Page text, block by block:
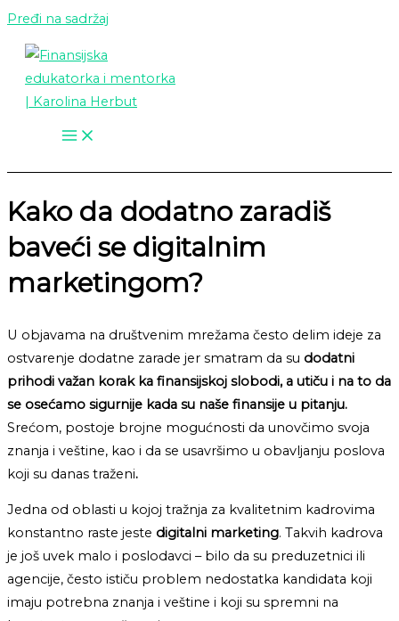
Pređi na sadržaj
Kako da dodatno zaradiš
baveći se digitalnim
marketingom?
U objavama na društvenim mrežama često delim ideje za
ostvarenje dodatne zarade jer smatram da su dodatni
prihodi važan korak ka finansijskoj slobodi, a utiču i na to da
se osećamo sigurnije kada su naše finansije u pitanju.
Srećom, postoje brojne mogućnosti da unovčimo svoja
znanja i veštine, kao i da se usavršimo u obavljanju poslova
koji su danas traženi.
Jedna od oblasti u kojoj tražnja za kvalitetnim kadrovima
konstantno raste jeste digitalni marketing. Takvih kadrova
je još uvek malo i poslodavci – bilo da su preduzetnici ili
agencije, često ističu problem nedostatka kandidata koji
imaju potrebna znanja i veštine i koji su spremni na